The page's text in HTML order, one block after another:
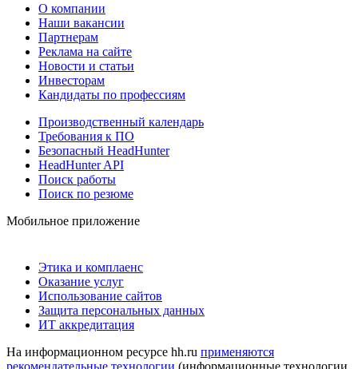
О компании
Наши вакансии
Партнерам
Реклама на сайте
Новости и статьи
Инвесторам
Кандидаты по профессиям
Производственный календарь
Требования к ПО
Безопасный HeadHunter
HeadHunter API
Поиск работы
Поиск по резюме
Мобильное приложение
Этика и комплаенс
Оказание услуг
Использование сайтов
Защита персональных данных
ИТ аккредитация
На информационном ресурсе hh.ru применяются
рекомендательные технологии (информационные технологии